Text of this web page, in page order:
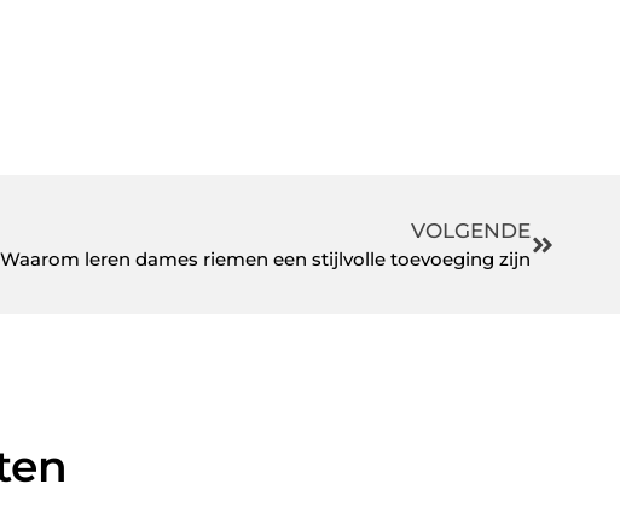
VOLGENDE
Waarom leren dames riemen een stijlvolle toevoeging zijn